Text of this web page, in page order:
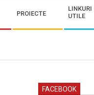
PROIECTE
LINKURI
UTILE
FACEBOOK